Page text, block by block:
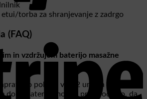
torba za shranjevanje z zadrgo
(FAQ)
in vzdržujem baterijo masažne
jo polnite vsaj 2 uri. Za
dobe baterije močno priporočamo, da